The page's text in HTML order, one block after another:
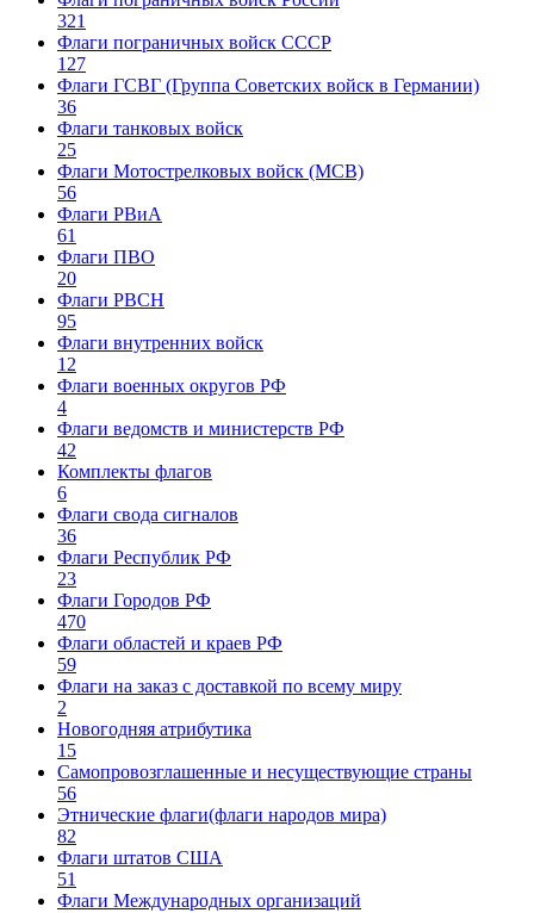
321
Флаги пограничных войск СССР
127
Флаги ГСВГ (Группа Советских войск в Германии)
36
Флаги танковых войск
25
Флаги Мотострелковых войск (МСВ)
56
Флаги РВиА
61
Флаги ПВО
20
Флаги РВСН
95
Флаги внутренних войск
12
Флаги военных округов РФ
4
Флаги ведомств и министерств РФ
42
Комплекты флагов
6
Флаги свода сигналов
36
Флаги Республик РФ
23
Флаги Городов РФ
470
Флаги областей и краев РФ
59
Флаги на заказ с доставкой по всему миру
2
Новогодняя атрибутика
15
Самопровозглашенные и несуществующие страны
56
Этнические флаги(флаги народов мира)
82
Флаги штатов США
51
Флаги Международных организаций